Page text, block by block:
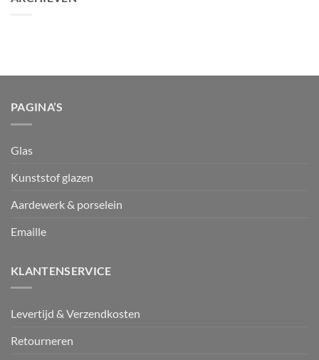
PAGINA’S
Glas
Kunststof glazen
Aardewerk & porselein
Emaille
KLANTENSERVICE
Levertijd & Verzendkosten
Retourneren